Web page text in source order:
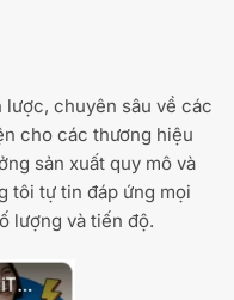
lược, chuyên sâu về các
cho các thương hiệu
sản xuất quy mô và
tôi tự tin đáp ứng mọi
lượng và tiến độ.